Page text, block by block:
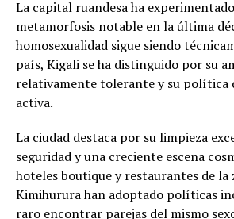
La capital ruandesa ha
metamorfosis notable en la última
homosexualidad sigue siendo
país, Kigali se ha distinguido por su
relativamente tolerante y su política
activa.
La ciudad destaca por su limpieza
seguridad y una creciente escena
hoteles boutique y restaurantes de la
Kimihurura han adoptado políticas
raro encontrar parejas del mismo